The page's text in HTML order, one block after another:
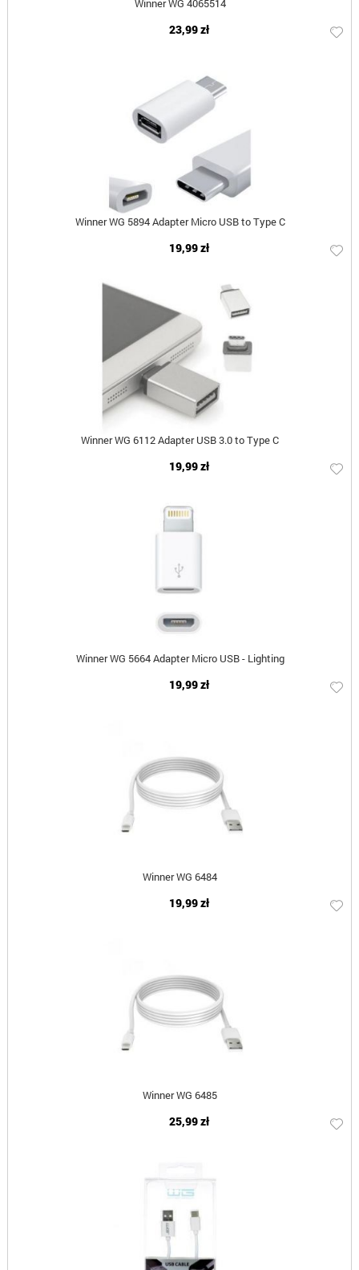
Winner WG 4065514
23,99 zł
Winner WG 5894 Adapter Micro USB to Type C
19,99 zł
Winner WG 6112 Adapter USB 3.0 to Type C
19,99 zł
Winner WG 5664 Adapter Micro USB - Lighting
19,99 zł
Winner WG 6484
19,99 zł
Winner WG 6485
25,99 zł